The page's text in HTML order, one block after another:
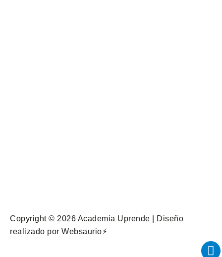
Copyright © 2026 Academia Uprende | Diseño
realizado por Websaurio⚡